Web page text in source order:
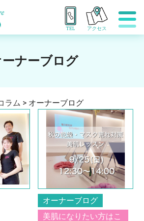
TEL アクセス
ーナーブログ
ラム > オーナーブログ
オーナーブログ
美肌になりたい方はこ